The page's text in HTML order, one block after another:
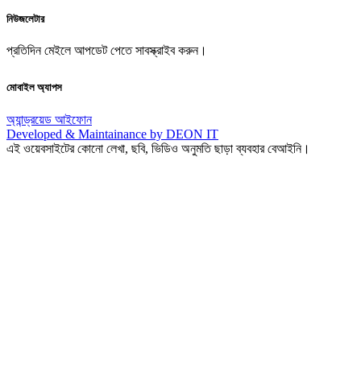
নিউজলেটার
প্রতিদিন মেইলে আপডেট পেতে সাবস্ক্রাইব করুন।
মোবাইল অ্যাপস
অ্যান্ড্রয়েড আইফোন
Developed & Maintainance by DEON IT
এই ওয়েবসাইটের কোনো লেখা, ছবি, ভিডিও অনুমতি ছাড়া ব্যবহার বেআইনি।